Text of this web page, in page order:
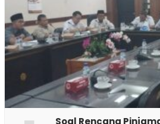
‎Soal Rencana